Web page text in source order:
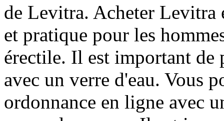
de Levitra. Acheter Levitra
et pratique pour les
érectile. Il est important de
avec un verre d'eau. Vous
ordonnance en ligne avec